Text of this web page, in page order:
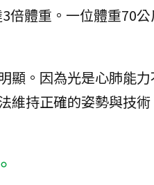
倍體重。一位體重70公
顯。因為光是心肺能力
維持正確的姿勢與技術